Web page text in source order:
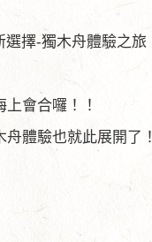
會合囉！！
體驗也就此展開了！